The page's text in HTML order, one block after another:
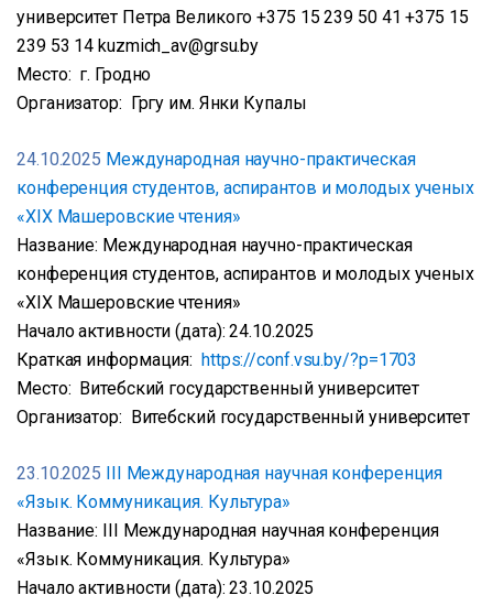
университет Петра Великого +375 15 239 50 41 +375 15
239 53 14 kuzmich_av@grsu.by
Место: г. Гродно
Организатор: Гргу им. Янки Купалы
24.10.2025 Международная научно-практическая
конференция студентов, аспирантов и молодых ученых
«XIX Машеровские чтения»
Название: Международная научно-практическая
конференция студентов, аспирантов и молодых ученых
«XIX Машеровские чтения»
Начало активности (дата): 24.10.2025
Краткая информация: https://conf.vsu.by/?p=1703
Место: Витебский государственный университет
Организатор: Витебский государственный университет
23.10.2025 III Международная научная конференция
«Язык. Коммуникация. Культура»
Название: III Международная научная конференция
«Язык. Коммуникация. Культура»
Начало активности (дата): 23.10.2025